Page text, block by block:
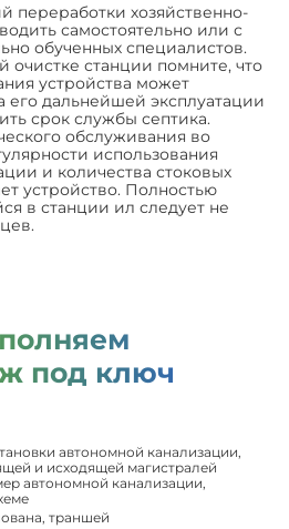
переработки хозяйственно-
самостоятельно или с
обученных специалистов.
очистке станции помните, что
устройства может
его дальнейшей эксплуатации
срок службы септика.
обслуживания во
использования
и количества стоковых
устройство. Полностью
в станции ил следует не
под ключ
автономной канализации,
и исходящей магистралей
автономной канализации,
траншей